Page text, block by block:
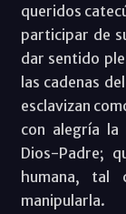
queridos
participar de
dar sentido
las cadenas
esclavizan
con alegría
Dios-Padre;
humana, tal
manipularla.